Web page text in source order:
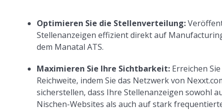
Optimieren Sie die Stellenverteilung:
Stellenanzeigen effizient direkt auf
dem Manatal ATS.
Maximieren Sie Ihre Sichtbarkeit:Erreichen
Reichweite, indem Sie das Netzwerk von
sicherstellen, dass Ihre Stellenanzeigen sowohl
Nischen-Websites als auch auf stark